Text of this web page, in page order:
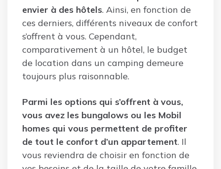
envier à des hôtels. Ainsi, en fonction de
ces derniers, différents niveaux de confort
s’offrent à vous. Cependant,
comparativement à un hôtel, le budget
de location dans un camping demeure
toujours plus raisonnable.
Parmi les options qui s’offrent à vous,
vous avez les bungalows ou les Mobil
homes qui vous permettent de profiter
de tout le confort d’un appartement. Il
vous reviendra de choisir en fonction de